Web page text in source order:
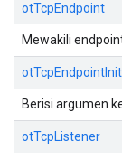
otTcpEndpoint
Mewakili
Berisi argumen
otTcpListener